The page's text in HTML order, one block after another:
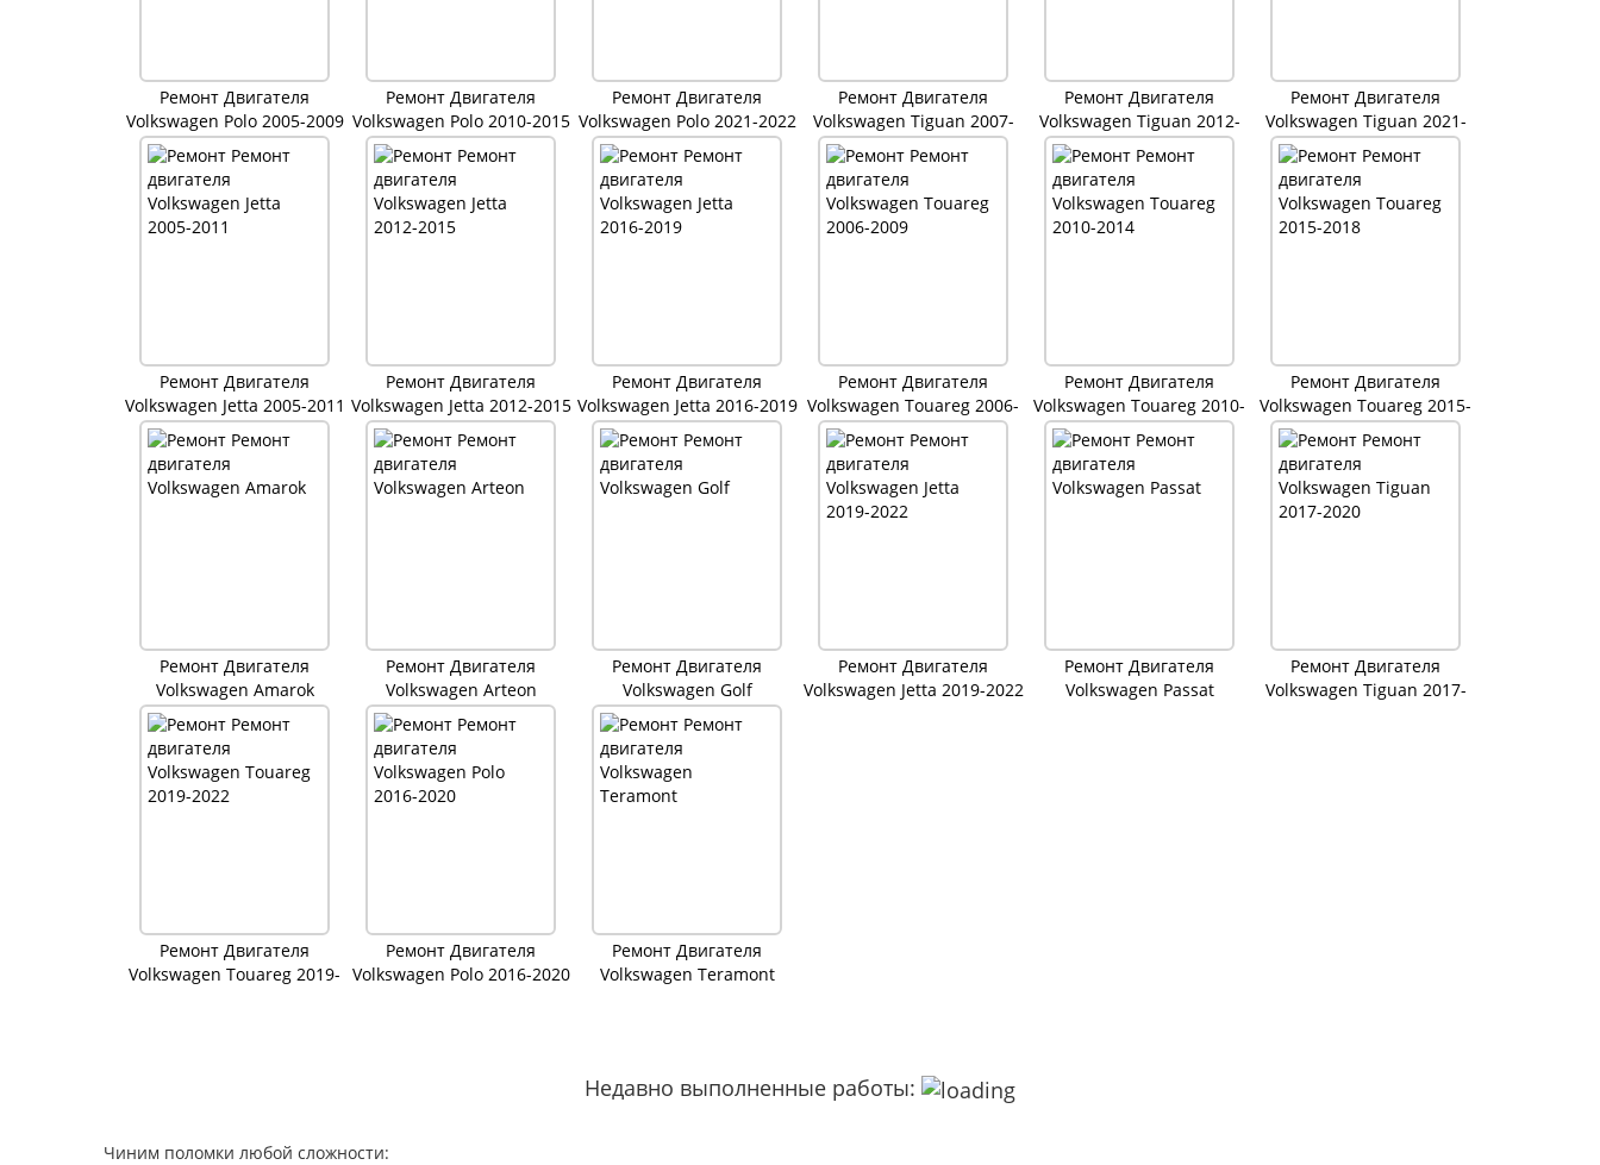
Ремонт Двигателя
Volkswagen Polo 2005-2009
Ремонт Двигателя
Volkswagen Polo 2010-2015
Ремонт Двигателя
Volkswagen Polo 2021-2022
Ремонт Двигателя
Volkswagen Tiguan 2007-
2011
Ремонт Двигателя
Volkswagen Tiguan 2012-
2016
Ремонт Двигателя
Volkswagen Tiguan 2021-
2022
Ремонт Двигателя
Volkswagen Jetta 2005-2011
Ремонт Двигателя
Volkswagen Jetta 2012-2015
Ремонт Двигателя
Volkswagen Jetta 2016-2019
Ремонт Двигателя
Volkswagen Touareg 2006-
2009
Ремонт Двигателя
Volkswagen Touareg 2010-
2014
Ремонт Двигателя
Volkswagen Touareg 2015-
2018
Ремонт Двигателя
Volkswagen Amarok
Ремонт Двигателя
Volkswagen Arteon
Ремонт Двигателя
Volkswagen Golf
Ремонт Двигателя
Volkswagen Jetta 2019-2022
Ремонт Двигателя
Volkswagen Passat
Ремонт Двигателя
Volkswagen Tiguan 2017-
Ремонт Двигателя
Volkswagen Touareg 2019-
Ремонт Двигателя
Volkswagen Polo 2016-2020
Ремонт Двигателя
Volkswagen Teramont
Недавно выполненные работы:
Чиним поломки любой сложности: